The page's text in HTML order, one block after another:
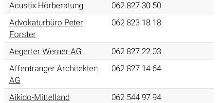
Acustix Hörberatung
062 827 30 50
Advokaturbüro Peter
Forster
062 823 18 18
Aegerter Werner AG
062 827 22 03
Affentranger Architekten
AG
062 827 14 64
Aikido-Mittelland
062 544 97 94